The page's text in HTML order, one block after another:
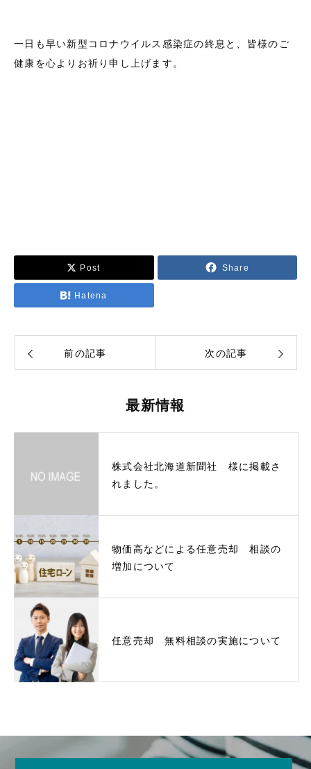
一日も早い新型コロナウイルス感染症の終息と、皆様のご
健康を心よりお祈り申し上げます。
Post Share
Hatena
前の記事 次の記事
最新情報
株式会社北海道新聞社 様に掲載さ
れました。
物価高などによる任意売却 相談の
増加について
任意売却 無料相談の実施について